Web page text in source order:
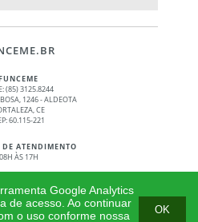
(85) 3125.8244
1246 - ALDEOTA
CE
60.115-221
ATENDIMENTO
08H ÀS 17H
RESERVADOS
Google Analytics
de acesso. Ao continuar
o uso conforme nossa
OK